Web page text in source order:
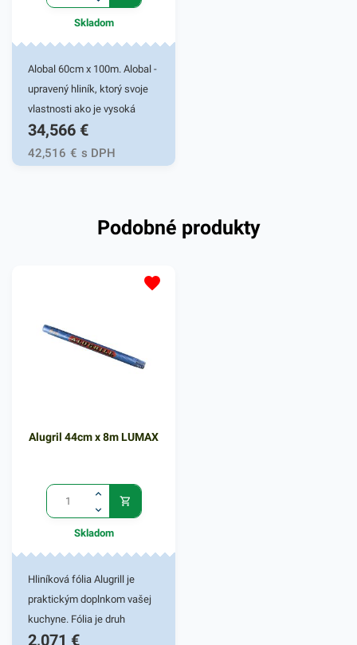
Skladom
Alobal 60cm x 100m. Alobal -
upravený hliník, ktorý svoje
vlastnosti ako je vysoká
teplotná izolácia,
nepriedušnosť, zachovanie
tvaru a nepriepustnosť
každej kuchyni, pri
34,566 €
42,516 € s DPH
Podobné produkty
Alugril 44cm x 8m LUMAX
Skladom
Hliníková fólia Alugrill je
praktickým doplnkom vašej
kuchyne. Fólia je druh
mäkkého kovového filmu,
2,071 €